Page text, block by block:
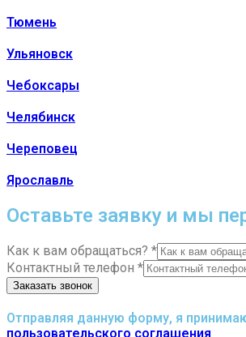
Тюмень
Ульяновск
Чебоксары
Челябинск
Череповец
Ярославль
Оставьте заявку и мы
Как к вам обращаться? *
Контактный телефон *
Заказать звонок
Отправляя данную форму, я
пользовательского соглашения